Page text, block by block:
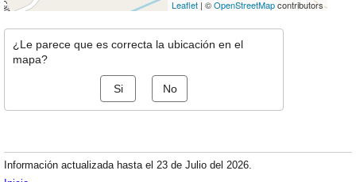
Leaflet | ©OpenStreetMapcontributors
¿Le parece que es correcta la ubicación en el
mapa?
Si No
Información actualizada hasta el 23 de Julio del 2026.